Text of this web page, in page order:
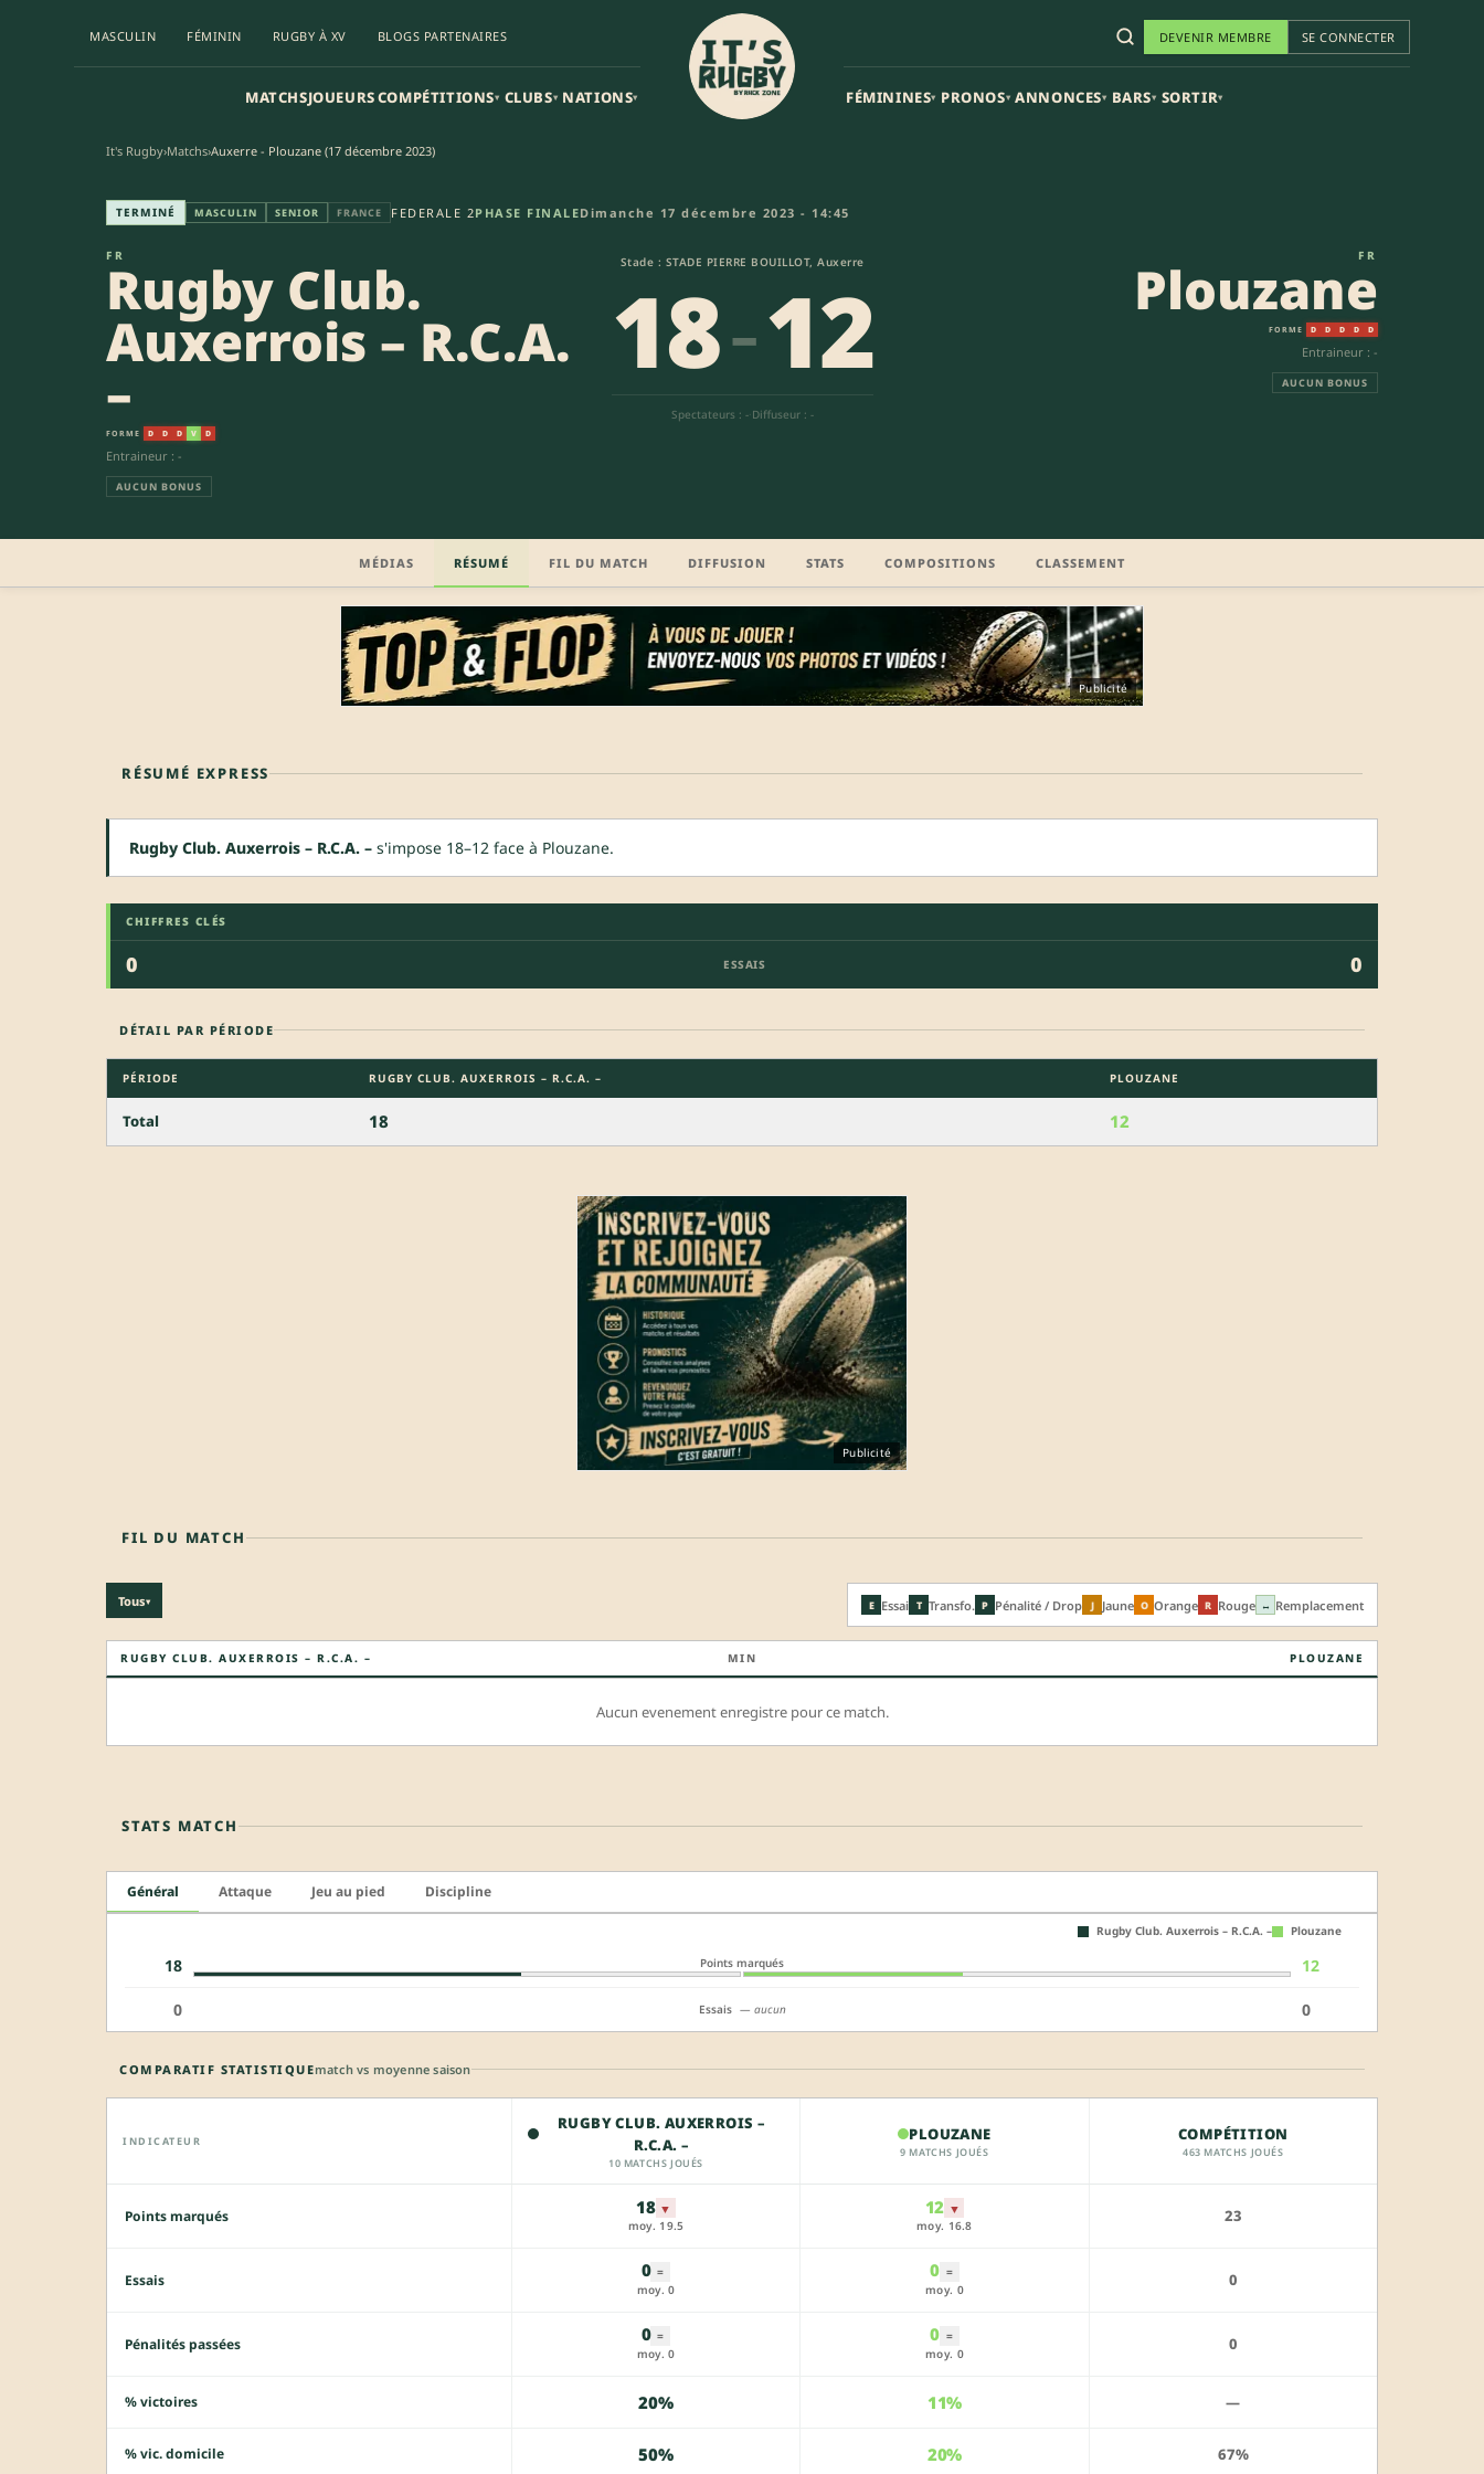
MASCULIN FÉMININ RUGBY À XV BLOGS PARTENAIRES
MATCHSJOUEURSCOMPÉTITIONS▾ CLUBS▾ NATIONS▾
DEVENIR MEMBRE SE CONNECTER
FÉMININES▾ PRONOS▾ ANNONCES▾ BARS▾ SORTIR▾
It's Rugby›Matchs›Auxerre - Plouzane (17 décembre 2023)
Rugby Club. Auxerrois – R.C.A. – - Plouzane (18-12) | Federale 2
TERMINÉ MASCULIN SENIOR FRANCE FEDERALE 2PHASE FINALEDimanche 17 décembre 2023 - 14:45
FR
Rugby Club.
Auxerrois – R.C.A.
–
FORME D D D V D
Entraineur : -
AUCUN BONUS
Stade : STADE PIERRE BOUILLOT, Auxerre
18-12
Spectateurs : -·Diffuseur : -
FR
Plouzane
FORME D D D D D
Entraineur : -
AUCUN BONUS
MÉDIAS RÉSUMÉ FIL DU MATCH DIFFUSION STATS COMPOSITIONS CLASSEMENT
Publicité
RÉSUMÉ EXPRESS
Rugby Club. Auxerrois – R.C.A. – s'impose 18–12 face à Plouzane.
CHIFFRES CLÉS
0 ESSAIS 0
DÉTAIL PAR PÉRIODE
PÉRIODE RUGBY CLUB. AUXERROIS – R.C.A. – PLOUZANE
Total 18 12
Publicité
FIL DU MATCH
Tous▾ E Essai T Transfo. P Pénalité / Drop J Jaune O Orange R Rouge ↔ Remplacement
RUGBY CLUB. AUXERROIS – R.C.A. – MIN PLOUZANE
Aucun evenement enregistre pour ce match.
STATS MATCH
Général Attaque Jeu au pied Discipline
Rugby Club. Auxerrois – R.C.A. – Plouzane
18 Points marqués 12
0 Essais — aucun 0
COMPARATIF STATISTIQUEmatch vs moyenne saison
INDICATEUR
RUGBY CLUB. AUXERROIS –
R.C.A. –
10 MATCHS JOUÉS
PLOUZANE
9 MATCHS JOUÉS
COMPÉTITION
463 MATCHS JOUÉS
Points marqués 18 ▼
moy. 19.5
12 ▼
moy. 16.8 23
Essais 0 =
moy. 0
0 =
moy. 0
0
Pénalités passées 0 =
moy. 0
0 =
moy. 0
0
% victoires 20% 11% —
% vic. domicile 50% 20% 67%